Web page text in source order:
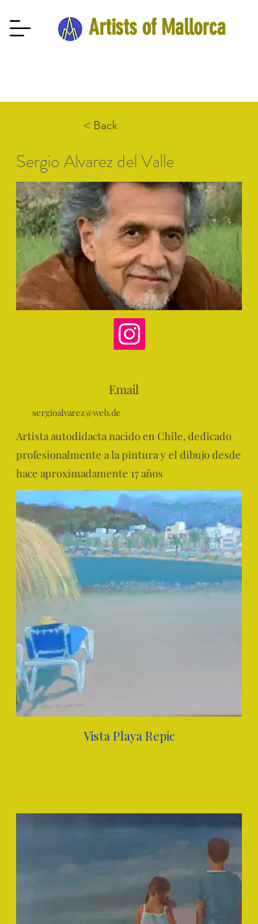
Artists of Mallorca
< Back
Sergio Alvarez del Valle
Email
sergioalvarez@web.de
Artista autodidacta nacido en Chile, dedicado
profesionalmente a la pintura y el dibujo desde
hace aproximadamente 17 años
Vista Playa Repic